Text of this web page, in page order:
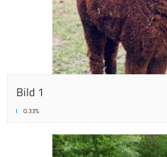
Bild 1
0.33%